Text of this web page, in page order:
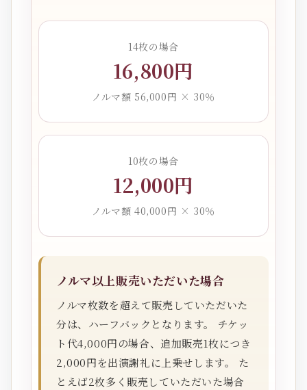
14枚の場合
16,800円
ノルマ額 56,000円 × 30％
10枚の場合
12,000円
ノルマ額 40,000円 × 30％
ノルマ以上販売いただいた場合
ノルマ枚数を超えて販売していただいた
分は、ハーフバックとなります。 チケッ
ト代4,000円の場合、追加販売1枚につき
2,000円を出演謝礼に上乗せします。 た
とえば2枚多く販売していただいた場合